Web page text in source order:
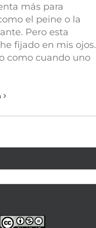
más para
el peine o la
Pero esta
fijado en mis ojos.
como cuando uno